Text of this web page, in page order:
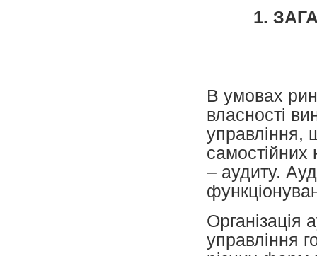
1.
В умовах
власності
управління,
самостійних
– аудиту.
Організація
управління